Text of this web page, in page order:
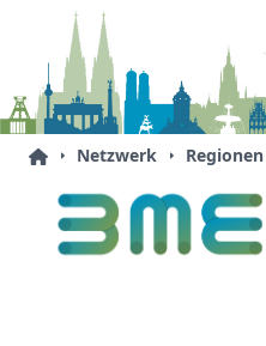
Netzwerk Regionen